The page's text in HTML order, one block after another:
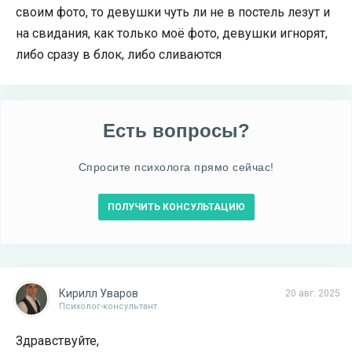
своим фото, то девушки чуть ли не в постель лезут и
на свидания, как только моё фото, девушки игнорят,
либо сразу в блок, либо сливаются
Есть вопросы?
Спросите психолога прямо сейчас!
ПОЛУЧИТЬ КОНСУЛЬТАЦИЮ
20 авг. 2025
Кирилл Уваров
Психолог-консультант
Здравствуйте,